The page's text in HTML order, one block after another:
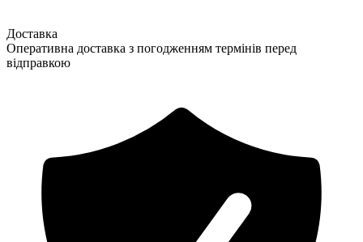
Доставка
Оперативна доставка з погодженням термінів перед
відправкою